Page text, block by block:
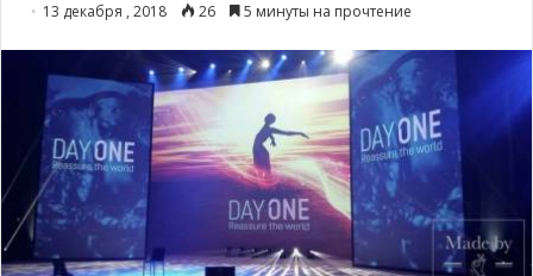
13 декабря , 2018 26 5 минуты на прочтение